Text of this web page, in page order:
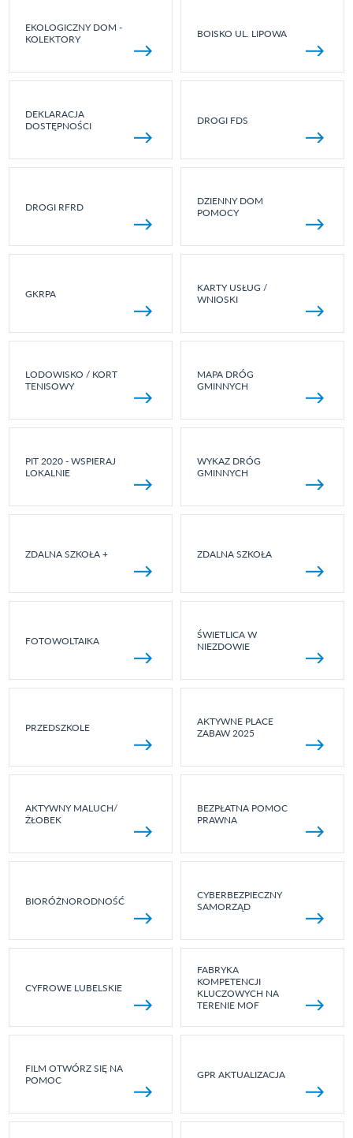
EKOLOGICZNY DOM -
KOLEKTORY
BOISKO UL. LIPOWA
DEKLARACJA
DOSTĘPNOŚCI
DROGI FDS
DROGI RFRD
DZIENNY DOM
POMOCY
GKRPA
KARTY USŁUG /
WNIOSKI
LODOWISKO / KORT
TENISOWY
MAPA DRÓG
GMINNYCH
PIT 2020 - WSPIERAJ
LOKALNIE
WYKAZ DRÓG
GMINNYCH
ZDALNA SZKOŁA + ZDALNA SZKOŁA
FOTOWOLTAIKA
ŚWIETLICA W
NIEZDOWIE
PRZEDSZKOLE
AKTYWNE PLACE
ZABAW 2025
AKTYWNY MALUCH/
ŻŁOBEK
BEZPŁATNA POMOC
PRAWNA
BIORÓŻNORODNOŚĆ
CYBERBEZPIECZNY
SAMORZĄD
CYFROWE LUBELSKIE
FABRYKA
KOMPETENCJI
KLUCZOWYCH NA
TERENIE MOF
FILM OTWÓRZ SIĘ NA
POMOC
GPR AKTUALIZACJA